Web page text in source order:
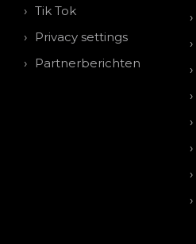
Tik Tok
Privacy settings
Partnerberichten